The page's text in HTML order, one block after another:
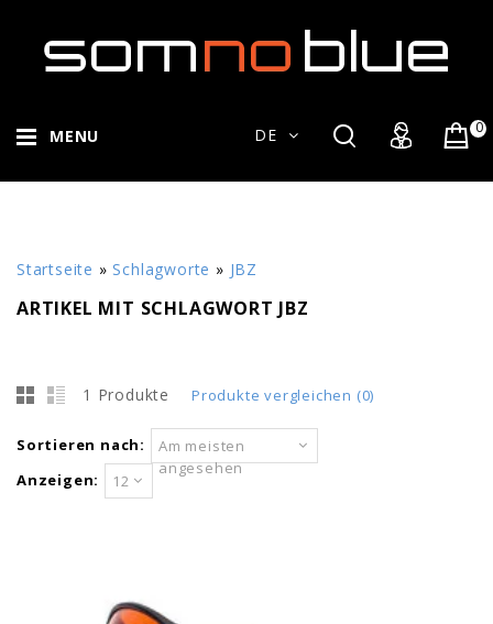
MENU 0
DE
Startseite » Schlagworte » JBZ
ARTIKEL MIT SCHLAGWORT JBZ
1 Produkte Produkte vergleichen (0)
Sortieren nach:
Am meisten
angesehen
Anzeigen: 12